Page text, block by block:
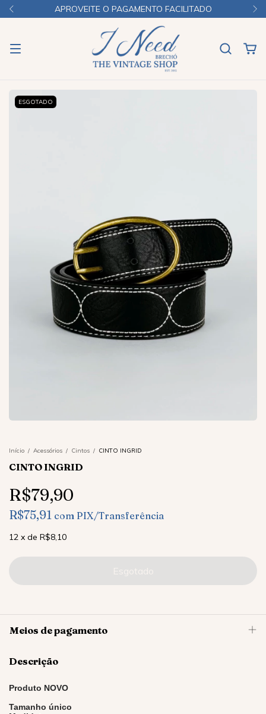
APROVEITE O PAGAMENTO FACILITADO
ESGOTADO
Início / Acessórios / Cintos / CINTO INGRID
CINTO INGRID
R$79,90
R$75,91 com PIX/Transferência
12 x de R$8,10
Meios de pagamento
Descrição
Produto NOVO
Tamanho único